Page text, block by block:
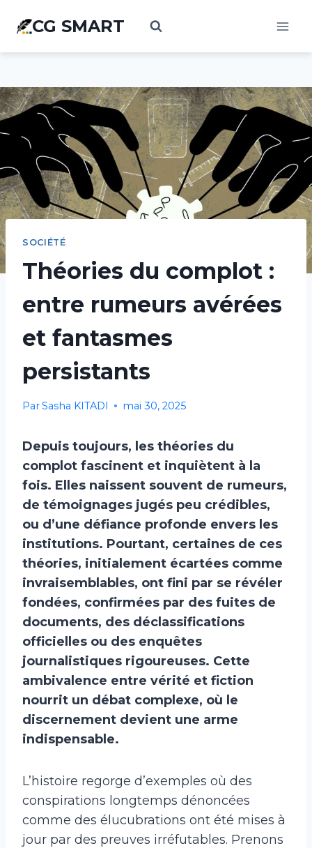
CG SMART
SOCIÉTÉ
Théories du complot :
entre rumeurs avérées
et fantasmes
persistants
ParSasha KITADI mai 30, 2025
Depuis toujours, les théories du
complot fascinent et inquiètent à la
fois. Elles naissent souvent de rumeurs,
de témoignages jugés peu crédibles,
ou d’une défiance profonde envers les
institutions. Pourtant, certaines de ces
théories, initialement écartées comme
invraisemblables, ont fini par se révéler
fondées, confirmées par des fuites de
documents, des déclassifications
officielles ou des enquêtes
journalistiques rigoureuses. Cette
ambivalence entre vérité et fiction
nourrit un débat complexe, où le
discernement devient une arme
indispensable.
L’histoire regorge d’exemples où des
conspirations longtemps dénoncées
comme des élucubrations ont été mises à
jour par des preuves irréfutables. Prenons